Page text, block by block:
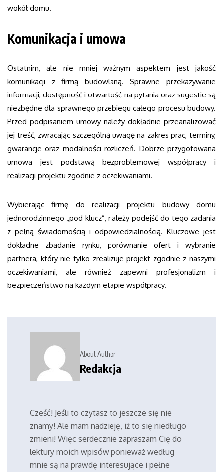
wokół domu.
Komunikacja i umowa
Ostatnim, ale nie mniej ważnym aspektem jest jakość
komunikacji z firmą budowlaną. Sprawne przekazywanie
informacji, dostępność i otwartość na pytania oraz sugestie są
niezbędne dla sprawnego przebiegu całego procesu budowy.
Przed podpisaniem umowy należy dokładnie przeanalizować
jej treść, zwracając szczególną uwagę na zakres prac, terminy,
gwarancje oraz modalności rozliczeń. Dobrze przygotowana
umowa jest podstawą bezproblemowej współpracy i
realizacji projektu zgodnie z oczekiwaniami.
Wybierając firmę do realizacji projektu budowy domu
jednorodzinnego „pod klucz”, należy podejść do tego zadania
z pełną świadomością i odpowiedzialnością. Kluczowe jest
dokładne zbadanie rynku, porównanie ofert i wybranie
partnera, który nie tylko zrealizuje projekt zgodnie z naszymi
oczekiwaniami, ale również zapewni profesjonalizm i
bezpieczeństwo na każdym etapie współpracy.
About Author
Redakcja
Cześć! Jeśli to czytasz to jeszcze się nie
znamy! Ale mam nadzieję, iż to się niedługo
zmieni! Więc serdecznie zapraszam Cię do
lektury moich wpisów ponieważ według
mnie są na prawdę interesujące i pełne